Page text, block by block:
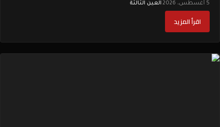
5 أغسطس، 2026 العين الثالثة
اقرأ المزيد